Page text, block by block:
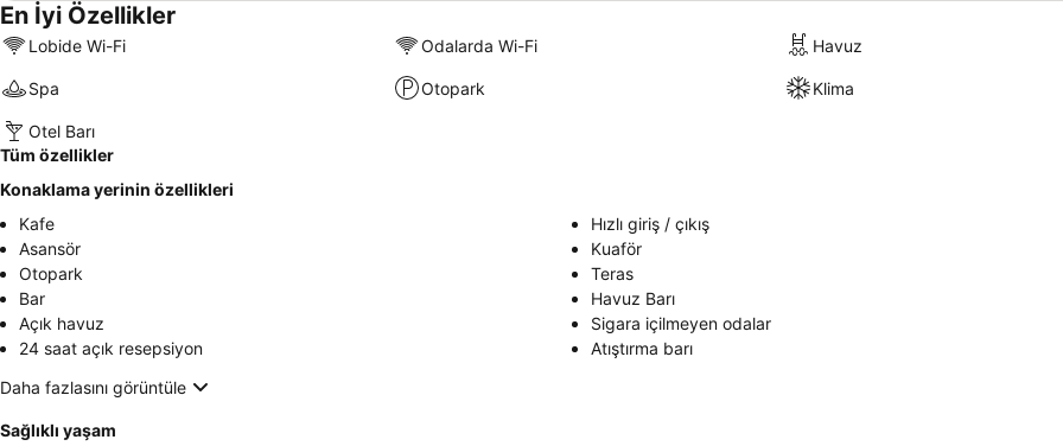
En İyi Özellikler
Lobide Wi-Fi Odalarda Wi-Fi Havuz
Spa Otopark Klima
Otel Barı
Tüm özellikler
Konaklama yerinin özellikleri
Kafe
Hızlı giriş / çıkış
Asansör
Kuaför
Otopark
Teras
Bar
Havuz Barı
Açık havuz
Sigara içilmeyen odalar
24 saat açık resepsiyon
Atıştırma barı
Daha fazlasını görüntüle
Sağlıklı yaşam